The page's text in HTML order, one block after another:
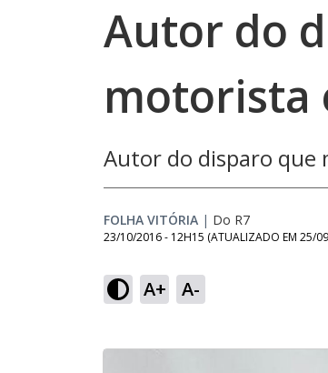
Autor do
motorista
Autor do disparo
FOLHA VITÓRIA | Do R7
23/10/2016 - 12H15 (ATUALIZADO EM 25/
A+ A-